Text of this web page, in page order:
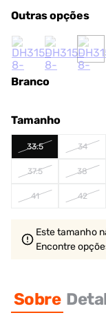
Outras opções
Branco
Tamanho
33.5 34
37.5 38
41 42
Este tamanho
Encontre
Sobre